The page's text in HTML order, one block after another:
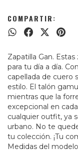
COMPARTIR:
Zapatilla Gan.
para tu día a día.
capellada de cuero
estilo. El talón
mientras que la
excepcional en
cualquier outfit, ya
urbano. No te
tu colección. ¡Tu
Medidas del